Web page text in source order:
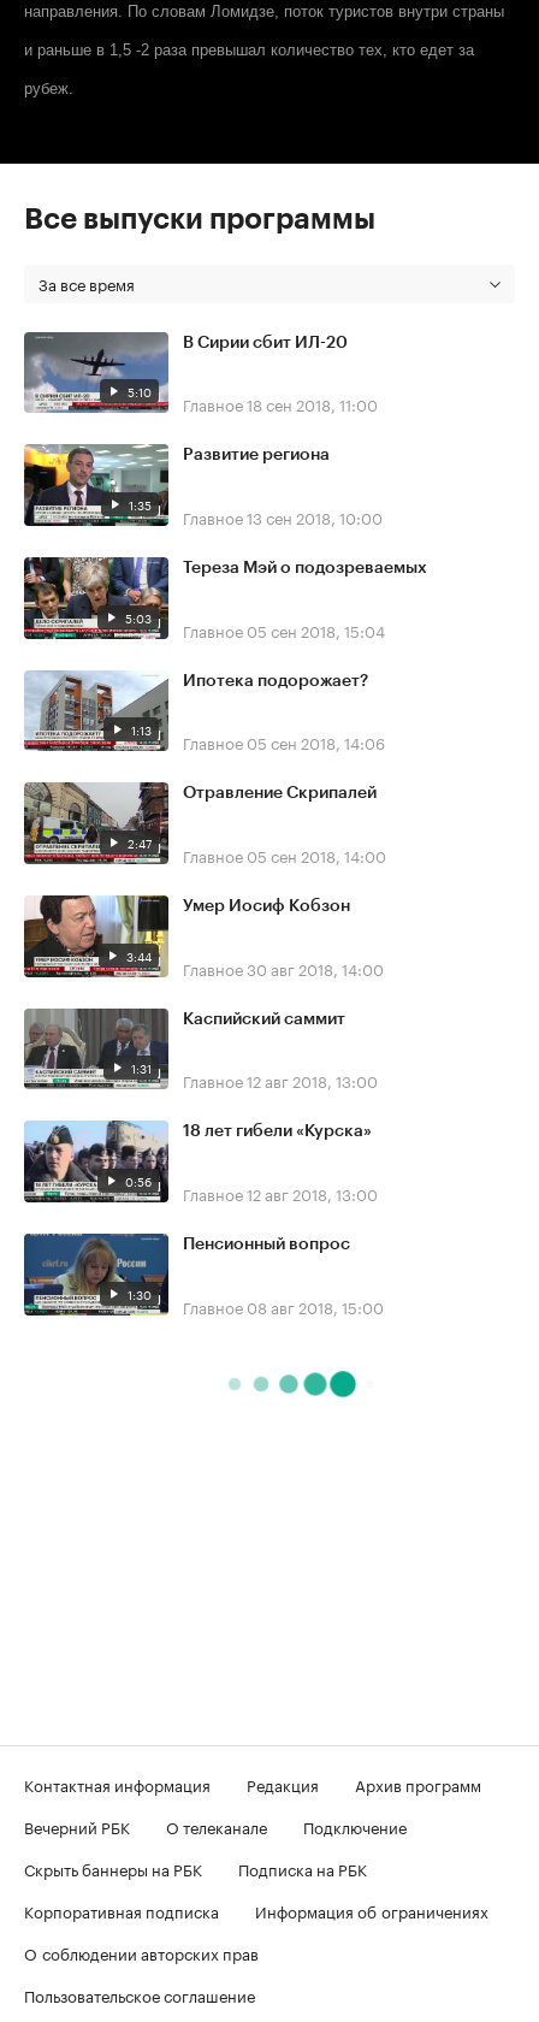
направления. По словам Ломидзе, поток туристов внутри страны
и раньше в 1,5 -2 раза превышал количество тех, кто едет за
рубеж.
Все выпуски программы
За все время
5:10
В Сирии сбит ИЛ-20
Главное18 сен 2018, 11:00
1:35
Развитие региона
Главное13 сен 2018, 10:00
5:03
Тереза Мэй о подозреваемых
Главное 05 сен 2018, 15:04
1:13
Ипотека подорожает?
Главное 05 сен 2018, 14:06
2:47
Отравление Скрипалей
Главное 05 сен 2018, 14:00
3:44
Умер Иосиф Кобзон
Главное30 авг 2018, 14:00
1:31
Каспийский саммит
Главное12 авг 2018, 13:00
0:56
18 лет гибели «Курска»
Главное12 авг 2018, 13:00
1:30
Пенсионный вопрос
Главное 08 авг 2018, 15:00
Контактная информация Редакция
Архив программ
Вечерний РБК
О телеканале
Подключение
Скрыть баннеры на РБК
Подписка на РБК
Корпоративная подписка
Информация об ограничениях
О соблюдении авторских прав
Пользовательское соглашение